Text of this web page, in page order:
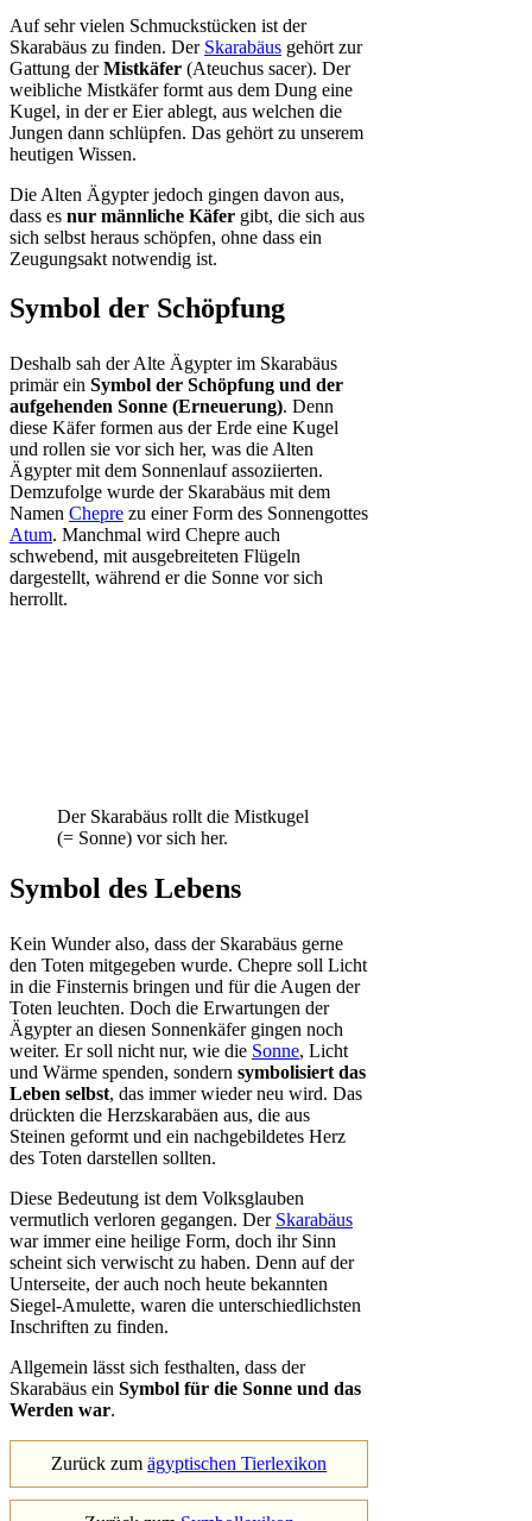
Auf sehr vielen Schmuckstücken ist der
Skarabäus zu finden. Der Skarabäus gehört zur
Gattung derMistkäfer (Ateuchus sacer). Der
weibliche Mistkäfer formt aus dem Dung eine
Kugel, in der er Eier ablegt, aus welchen die
Jungen dann schlüpfen. Das gehört zu unserem
heutigen Wissen.
Die Alten Ägypter jedoch gingen davon aus,
dass es nur männliche Käfer gibt, die sich aus
sich selbst heraus schöpfen, ohne dass ein
Zeugungsakt notwendig ist.
Symbol der Schöpfung
Deshalb sah der Alte Ägypter im Skarabäus
primär ein Symbol der Schöpfung und der
aufgehenden Sonne (Erneuerung). Denn
diese Käfer formen aus der Erde eine Kugel
und rollen sie vor sich her, was die Alten
Ägypter mit dem Sonnenlauf assoziierten.
Demzufolge wurde der Skarabäus mit dem
Namen Chepre zu einer Form des Sonnengottes
Atum. Manchmal wird Chepre auch
schwebend, mit ausgebreiteten Flügeln
dargestellt, während er die Sonne vor sich
herrollt.
Der Skarabäus rollt die Mistkugel
(= Sonne) vor sich her.
Symbol des Lebens
Kein Wunder also, dass der Skarabäus gerne
den Toten mitgegeben wurde. Chepre soll Licht
in die Finsternis bringen und für die Augen der
Toten leuchten. Doch die Erwartungen der
Ägypter an diesen Sonnenkäfer gingen noch
weiter. Er soll nicht nur, wie die Sonne, Licht
und Wärme spenden, sondern symbolisiert das
Leben selbst, das immer wieder neu wird. Das
drückten die Herzskarabäen aus, die aus
Steinen geformt und ein nachgebildetes Herz
des Toten darstellen sollten.
Diese Bedeutung ist dem Volksglauben
vermutlich verloren gegangen. Der Skarabäus
war immer eine heilige Form, doch ihr Sinn
scheint sich verwischt zu haben. Denn auf der
Unterseite, der auch noch heute bekannten
Siegel-Amulette, waren die unterschiedlichsten
Inschriften zu finden.
Allgemein lässt sich festhalten, dass der
Skarabäus ein Symbol für die Sonne und das
Werden war.
Zurück zumägyptischen Tierlexikon